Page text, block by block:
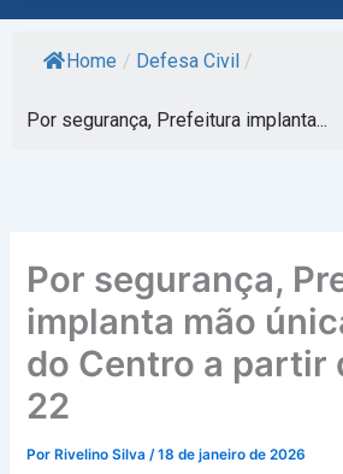
Home / Defesa Civil /
Por segurança, Prefeitura implanta...
Por segurança,
implanta mão
do Centro a partir
22
Por Rivelino Silva/18 de janeiro de 2026